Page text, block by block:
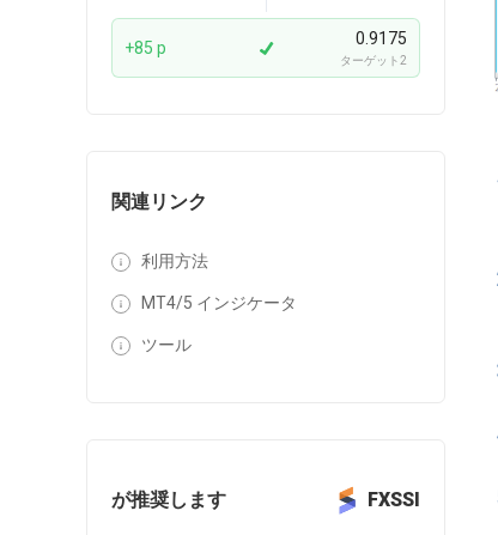
+85 p 0.9175
ターゲット2
関連リンク
利用方法
MT4/5 インジケータ
ツール
が推奨します FXSSI